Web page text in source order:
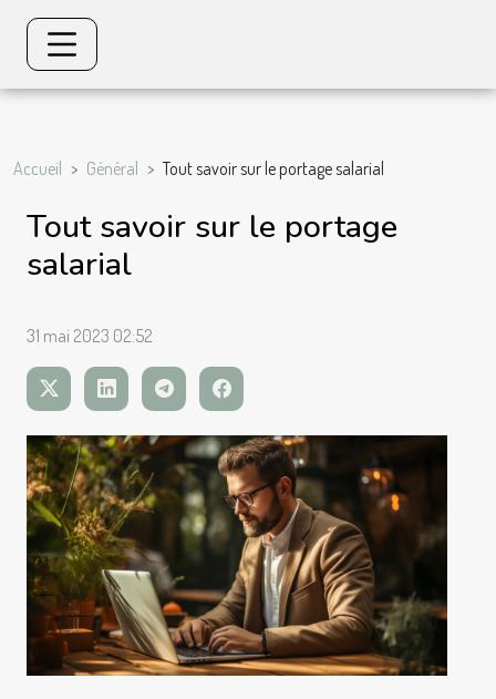
Accueil Général Tout savoir sur le portage salarial
Tout savoir sur le portage
salarial
31 mai 2023 02:52